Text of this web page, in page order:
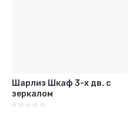
Шарлиз Шкаф 3-х дв. с
зеркалом